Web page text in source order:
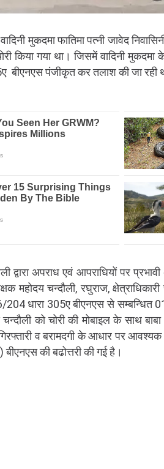
मुकदमा फातिमा पत्नी जावेद
किया गया था। जिसमें वादिनी
पंजीकृत कर तलाश की जा रही
द्वारा अपराध एवं आपराधियों पर
महोदय चन्दौली, रघुराज,
धारा 305ए बीएनएस से सम्बन्धित
को चोरी की मोबाइल के साथ
व बरामदगी के आधार पर आवश्यक
की बढोत्तरी की गई है।